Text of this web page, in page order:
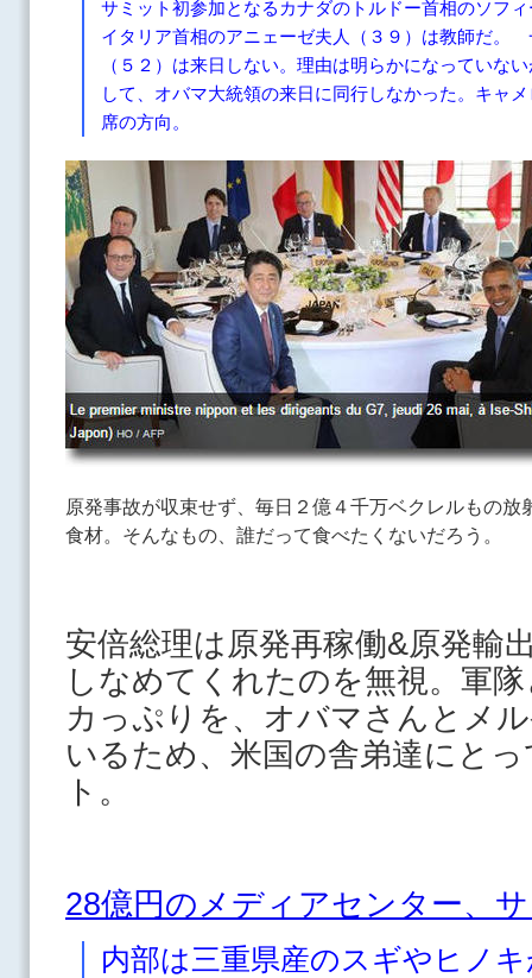
サミット初参加となるカナダのトルドー首相のソフ
イタリア首相のアニェーゼ夫人（３９）は教師だ。
（５２）は来日しない。理由は明らかになっていな
して、オバマ大統領の来日に同行しなかった。キャ
席の方向。
原発事故が収束せず、毎日２億４千万ベクレルもの
食材。そんなもの、誰だって食べたくないだろう。
安倍総理は原発再稼働&原発輸
しなめてくれたのを無視。軍
カっぷりを、オバマさんとメ
いるため、米国の舎弟達にと
ト。
28億円のメディアセンター、
内部は三重県産のスギやヒノ